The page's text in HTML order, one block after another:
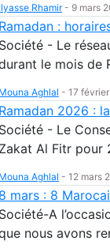
Ilyasse Rhamir- 9 mars
Ramadan :
Société - Le
le mois de
Mouna Aghlal - 17
Ramadan 2026 :
Société - Le
Zakat Al Fitr pour
Mouna Aghlal - 12 mars
8 mars : 8
Société-A
nous avons